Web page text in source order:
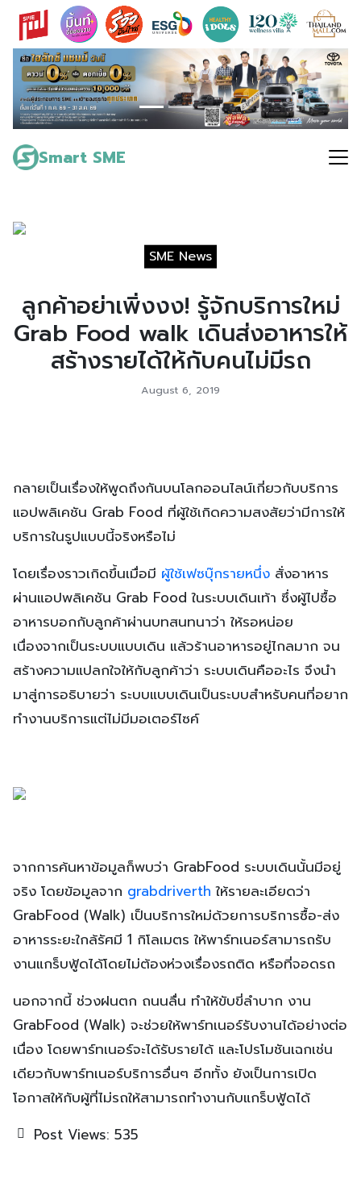
Skip
content
Smart SME
Search
for:
SME News
ลูกค้าอย่าเพิ่งงง! รู้จักบริการใหม่
Grab Food walk เดินส่งอาหารให้
สร้างรายได้ให้กับคนไม่มีรถ
August 6, 2019
กลายเป็นเรื่องให้พูดถึงกันบนโลกออนไลน์เกี่ยวกับบริการ
แอปพลิเคชัน Grab Food ที่ผู้ใช้เกิดความสงสัยว่ามีการให้
บริการในรูปแบบนี้จริงหรือไม่
โดยเรื่องราวเกิดขึ้นเมื่อมี ผู้ใช้เฟซบุ๊กรายหนึ่ง สั่งอาหาร
ผ่านแอปพลิเคชัน Grab Food ในระบบเดินเท้า ซึ่งผู้ไปซื้อ
อาหารบอกกับลูกค้าผ่านบทสนทนาว่า ให้รอหน่อย
เนื่องจากเป็นระบบแบบเดิน แล้วร้านอาหารอยู่ไกลมาก จน
สร้างความแปลกใจให้กับลูกค้าว่า ระบบเดินคืออะไร จึงนำ
มาสู่การอธิบายว่า ระบบแบบเดินเป็นระบบสำหรับคนที่อยาก
ทำงานบริการแต่ไม่มีมอเตอร์ไซค์
จากการค้นหาข้อมูลก็พบว่า GrabFood ระบบเดินนั้นมีอยู่
จริง โดยข้อมูลจาก grabdriverth ให้รายละเอียดว่า
GrabFood (Walk) เป็นบริการใหม่ด้วยการบริการซื้อ-ส่ง
อาหารระยะใกล้รัศมี 1 กิโลเมตร ให้พาร์ทเนอร์สามารถรับ
งานแกร็บฟู้ดได้โดยไม่ต้องห่วงเรื่องรถติด หรือที่จอดรถ
นอกจากนี้ ช่วงฝนตก ถนนลื่น ทำให้ขับขี่ลำบาก งาน
GrabFood (Walk) จะช่วยให้พาร์ทเนอร์รับงานได้อย่างต่อ
เนื่อง โดยพาร์ทเนอร์จะได้รับรายได้ และโปรโมชันเฉกเช่น
เดียวกับพาร์ทเนอร์บริการอื่นๆ อีกทั้ง ยังเป็นการเปิด
โอกาสให้กับผู้ที่ไม่รถให้สามารถทำงานกับแกร็บฟู้ดได้
Post Views: 535